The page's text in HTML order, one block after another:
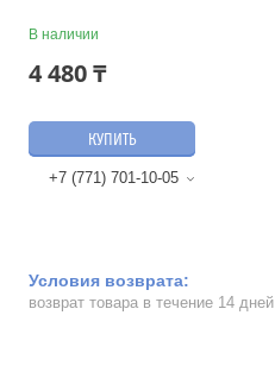
В наличии
4 480 ₸
КУПИТЬ
+7 (771) 701-10-05
возврат товара в течение 14 дней